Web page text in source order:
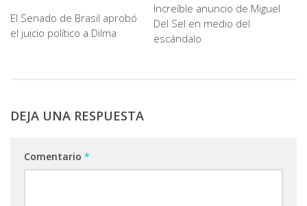
El Senado de Brasil aprobó
el juicio político a Dilma
Increíble anuncio de Miguel
Del Sel en medio del
escándalo
DEJA UNA RESPUESTA
Comentario *